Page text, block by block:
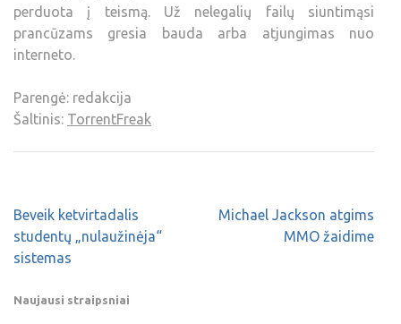
perduota į teismą. Už nelegalių failų siuntimąsi
prancūzams gresia bauda arba atjungimas nuo
interneto.
Parengė: redakcija
Šaltinis: TorrentFreak
Beveik ketvirtadalis
studentų „nulaužinėja“
sistemas
Michael Jackson atgims
MMO žaidime
Naujausi straipsniai